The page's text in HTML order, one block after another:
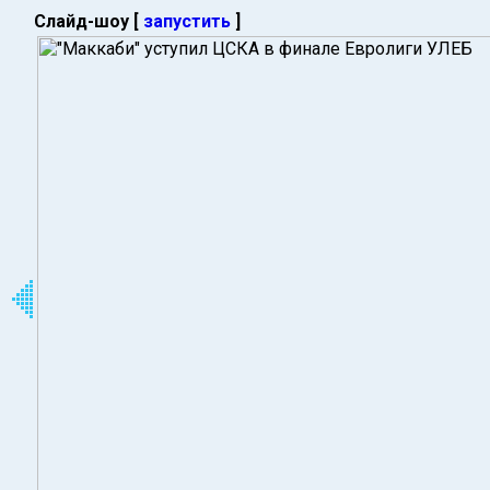
Слайд-шоу [ запустить ]